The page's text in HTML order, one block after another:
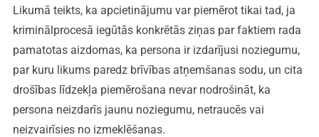
Likumā teikts, ka apcietinājumu var piemērot tikai tad, ja
kriminālprocesā iegūtās konkrētās ziņas par faktiem rada
pamatotas aizdomas, ka persona ir izdarījusi noziegumu,
par kuru likums paredz brīvības atņemšanas sodu, un cita
drošības līdzekļa piemērošana nevar nodrošināt, ka
persona neizdarīs jaunu noziegumu, netraucēs vai
neizvairīsies no izmeklēšanas.